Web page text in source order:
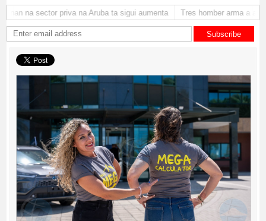
na sector priva na Aruba ta sigui aumenta Tres homber arma a
Subscribe